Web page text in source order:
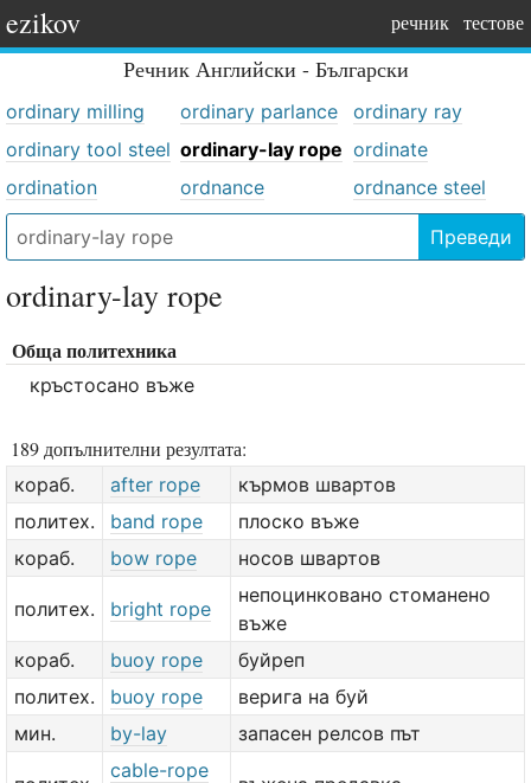
ezikov речник тестове
Речник Английски - Български
ordinary milling ordinary parlance
ordinary ray
ordinary tool steel ordinary-lay rope ordinate
ordination
ordnance ordnance steel
Преведи
ordinary-lay rope
Обща политехника
кръстосано въже
189 допълнителни резултата:
кораб. after rope
кърмов швартов
политех.
band rope
плоско въже
кораб.
bow rope носов швартов
политех. bright rope
непоцинковано стоманено
въже
кораб.
buoy rope
буйреп
политех.
buoy rope
верига на буй
мин.
by-lay запасен релсов път
cable-rope